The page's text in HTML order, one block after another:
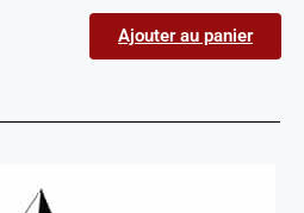
Ajouter au panier